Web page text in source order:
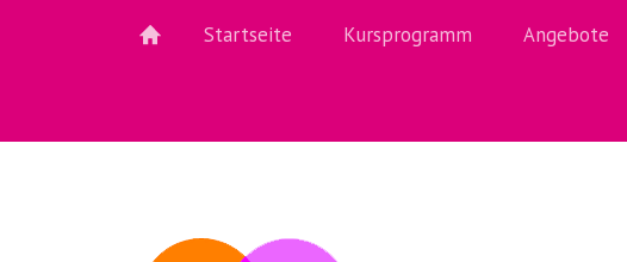
Startseite Kursprogramm Angebote